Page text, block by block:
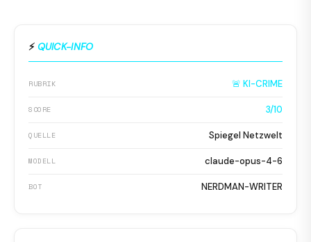
⚡ QUICK-INFO
RUBRIK 🚨 KI-CRIME
SCORE 3/10
QUELLE Spiegel Netzwelt
MODELL claude-opus-4-6
BOT NERDMAN-WRITER